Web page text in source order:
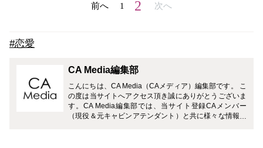
前へ 1 2 次へ
#恋愛
CA Media編集部
こんにちは、CA Media（CAメディア）編集部です。 こ
の度は当サイトへアクセス頂き誠にありがとうございま
す。CA Media編集部では、当サイト登録CAメンバー
（現役＆元キャビンアテンダント）と共に様々な情報を